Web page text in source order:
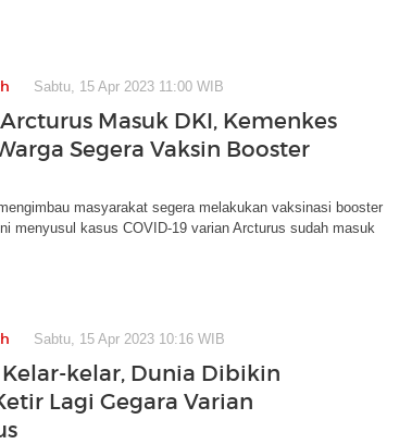
Sabtu, 15 Apr 2023 11:00 WIB
Masuk DKI, Kemenkes
Segera Vaksin Booster
masyarakat segera melakukan vaksinasi booster
menyusul kasus COVID-19 varian Arcturus sudah masuk
Sabtu, 15 Apr 2023 10:16 WIB
kelar, Dunia Dibikin
Lagi Gegara Varian